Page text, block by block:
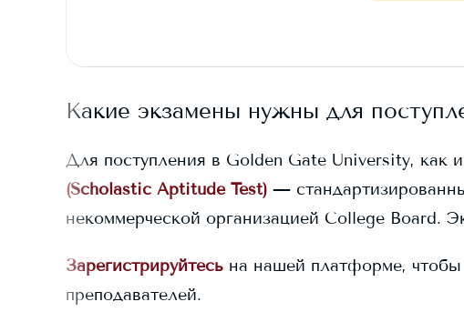
Какие экзамены нужны для
Для поступления в Golden Gate University, как
(Scholastic Aptitude Test) —
некоммерческой организацией College Board.
Зарегистрируйтесь на нашей платформе, чтобы
преподавателей.